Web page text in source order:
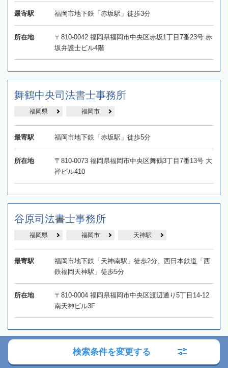
最寄駅 福岡市地下鉄「赤坂駅」徒歩3分
所在地
〒810-0042 福岡県福岡市中央区赤坂1丁目7番23号 赤
坂弁護士ビル4階
舞鶴中央司法書士事務所
福岡県 福岡市
最寄駅 福岡市地下鉄「赤坂駅」徒歩5分
所在地
〒810-0073 福岡県福岡市中央区舞鶴3丁目7番13号 大
禅ビル410
谷原司法書士事務所
福岡県 福岡市 天神駅
最寄駅
福岡市地下鉄「天神南駅」徒歩2分、西日本鉄道「西
鉄福岡天神駅」徒歩5分
所在地
〒810-0004 福岡県福岡市中央区渡辺通り5丁目14-12
南天神ビル3F
司法書士堤事務所検索条件を変更する